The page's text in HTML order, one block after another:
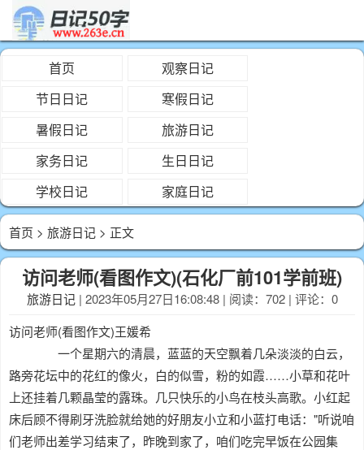
首页
观察日记
节日日记
寒假日记
暑假日记
旅游日记
家务日记
生日日记
学校日记
家庭日记
首页 > 旅游日记 > 正文
访问老师(看图作文)(石化厂前101学前班)
旅游日记| 2023年05月27日16:08:48 | 阅读：702 | 评论：0
访问老师(看图作文)王媛希
一个星期六的清晨，蓝蓝的天空飘着几朵淡淡的白云，
路旁花坛中的花红的像火，白的似雪，粉的如霞……小草和花叶
上还挂着几颗晶莹的露珠。几只快乐的小鸟在枝头高歌。小红起
床后顾不得刷牙洗脸就给她的好朋友小立和小蓝打电话："听说咱
们老师出差学习结束了，昨晚到家了，咱们吃完早饭在公园集